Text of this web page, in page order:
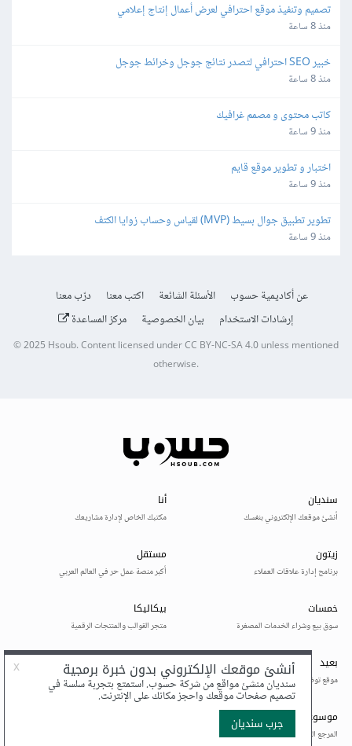
تصميم وتنفيذ موقع احترافي لعرض أعمال إنتاج إعلامي
منذ 8 ساعة
خبير SEO احترافي لتصدر نتائج جوجل وخرائط جوجل
منذ 8 ساعة
كاتب محتوى و مصمم غرافيك
منذ 9 ساعة
اختبار و تطوير موقع قايم
منذ 9 ساعة
تطوير تطبيق جوال بسيط (MVP) لقياس وحساب زوايا الكتف
منذ 9 ساعة
عن أكاديمية حسوب الأسئلة الشائعة اكتب معنا
درّب معنا
إرشادات الاستخدام
بيان الخصوصية مركز المساعدة
© 2025 Hsoub.Content licensed underCC BY-NC-SA 4.0unless mentioned
otherwise.